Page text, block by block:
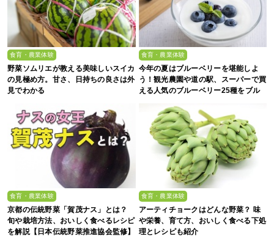
食育・農業体験
野菜ソムリエが教える美味しいスイカ
の見極め方。甘さ、日持ちの良さは外
見でわかる
食育・農業体験
今年の夏はブルーベリーを堪能しよ
う！観光農園や道の駅、スーパーで買
える人気のブルーベリー25種をブル
食育・農業体験
京都の伝統野菜「賀茂ナス」とは？
旬や栽培方法、おいしく食べるレシピ
を解説【日本伝統野菜推進協会監修】
食育・農業体験
アーティチョークはどんな野菜？ 味
や栄養、育て方、おいしく食べる下処
理とレシピも紹介